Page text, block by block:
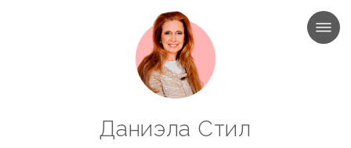
МЕНЮ
Даниэла Стил